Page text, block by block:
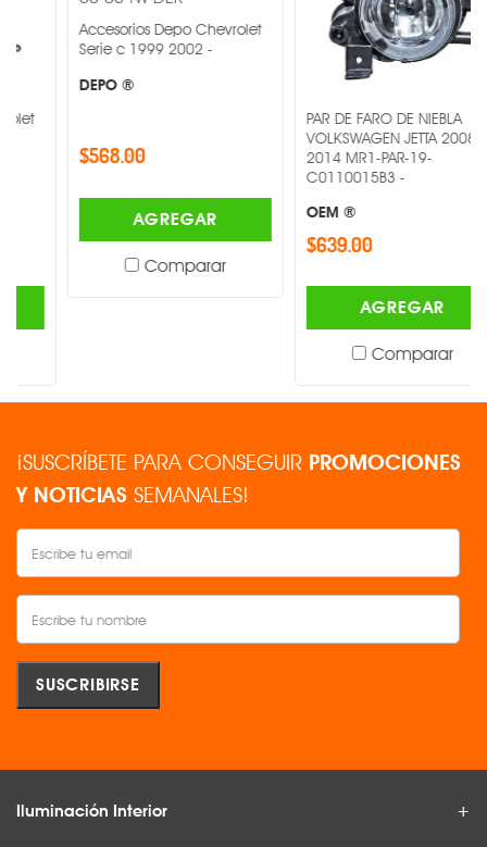
Accesorios Depo Chevrolet
Serie c 1999 2002 -
DEPO ®
$568.00
AGREGAR
Comparar
PAR DE FARO DE NIEBLA
VOLKSWAGEN JETTA 2008-
2014 MR1-PAR-19-
C0110015B3 -
OEM ®
$639.00
AGREGAR
Comparar
¡SUSCRÍBETE PARA CONSEGUIR PROMOCIONES
Y NOTICIAS SEMANALES!
Iluminación Interior